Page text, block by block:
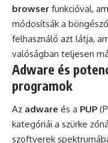
browser funkcióval,
módosítsák a
felhasználó azt látja,
valóságban teljesen
Adware és
programok
Az adware és a PUP
kategóriái a szürke
szoftverek